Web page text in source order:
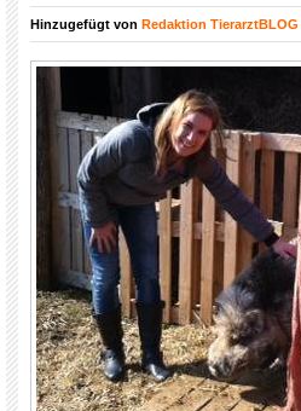
Hinzugefügt von Redaktion TierarztBLOG